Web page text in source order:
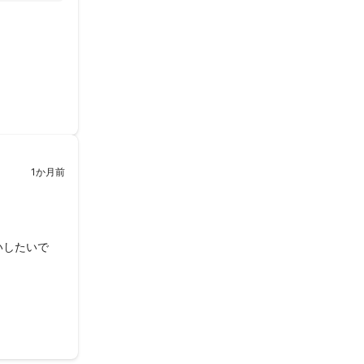
1か月前
したいで